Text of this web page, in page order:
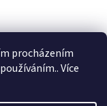
procházením
Více